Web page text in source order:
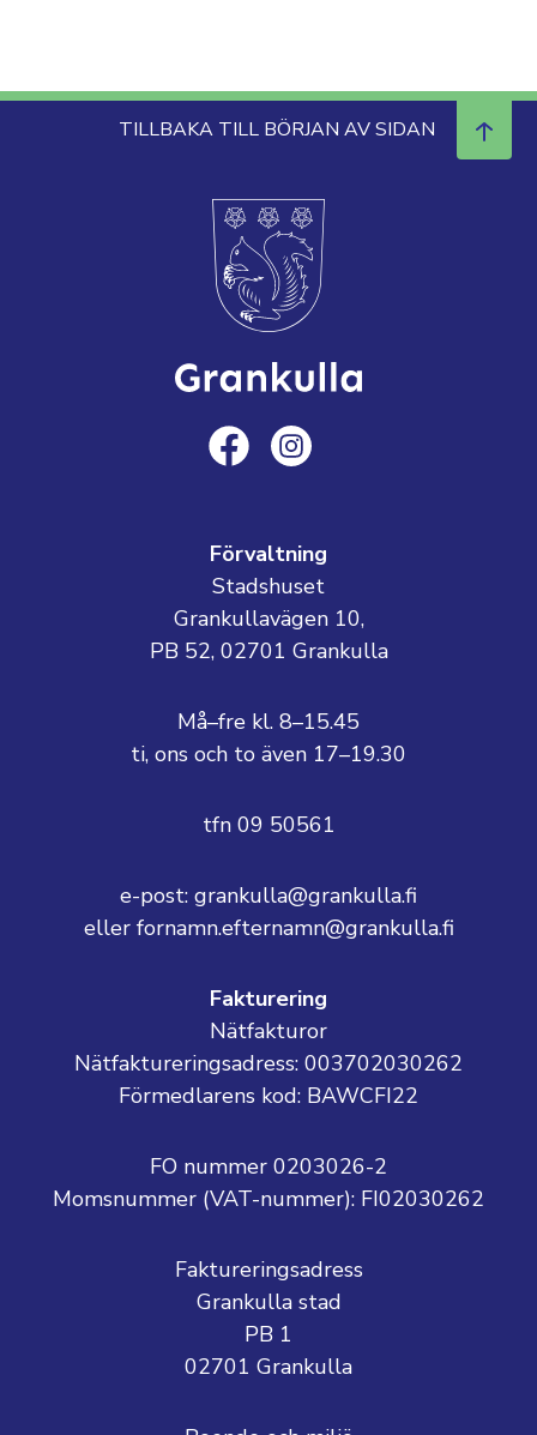
TILLBAKA TILL BÖRJAN AV SIDAN
Förvaltning
Stadshuset
Grankullavägen 10,
PB 52, 02701 Grankulla
Må–fre kl. 8–15.45
ti, ons och to även 17–19.30
tfn 09 50561
e-post: grankulla@grankulla.fi
eller fornamn.efternamn@grankulla.fi
Fakturering
Nätfakturor
Nätfaktureringsadress: 003702030262
Förmedlarens kod: BAWCFI22
FO nummer 0203026-2
Momsnummer (VAT-nummer): FI02030262
Faktureringsadress
Grankulla stad
PB 1
02701 Grankulla